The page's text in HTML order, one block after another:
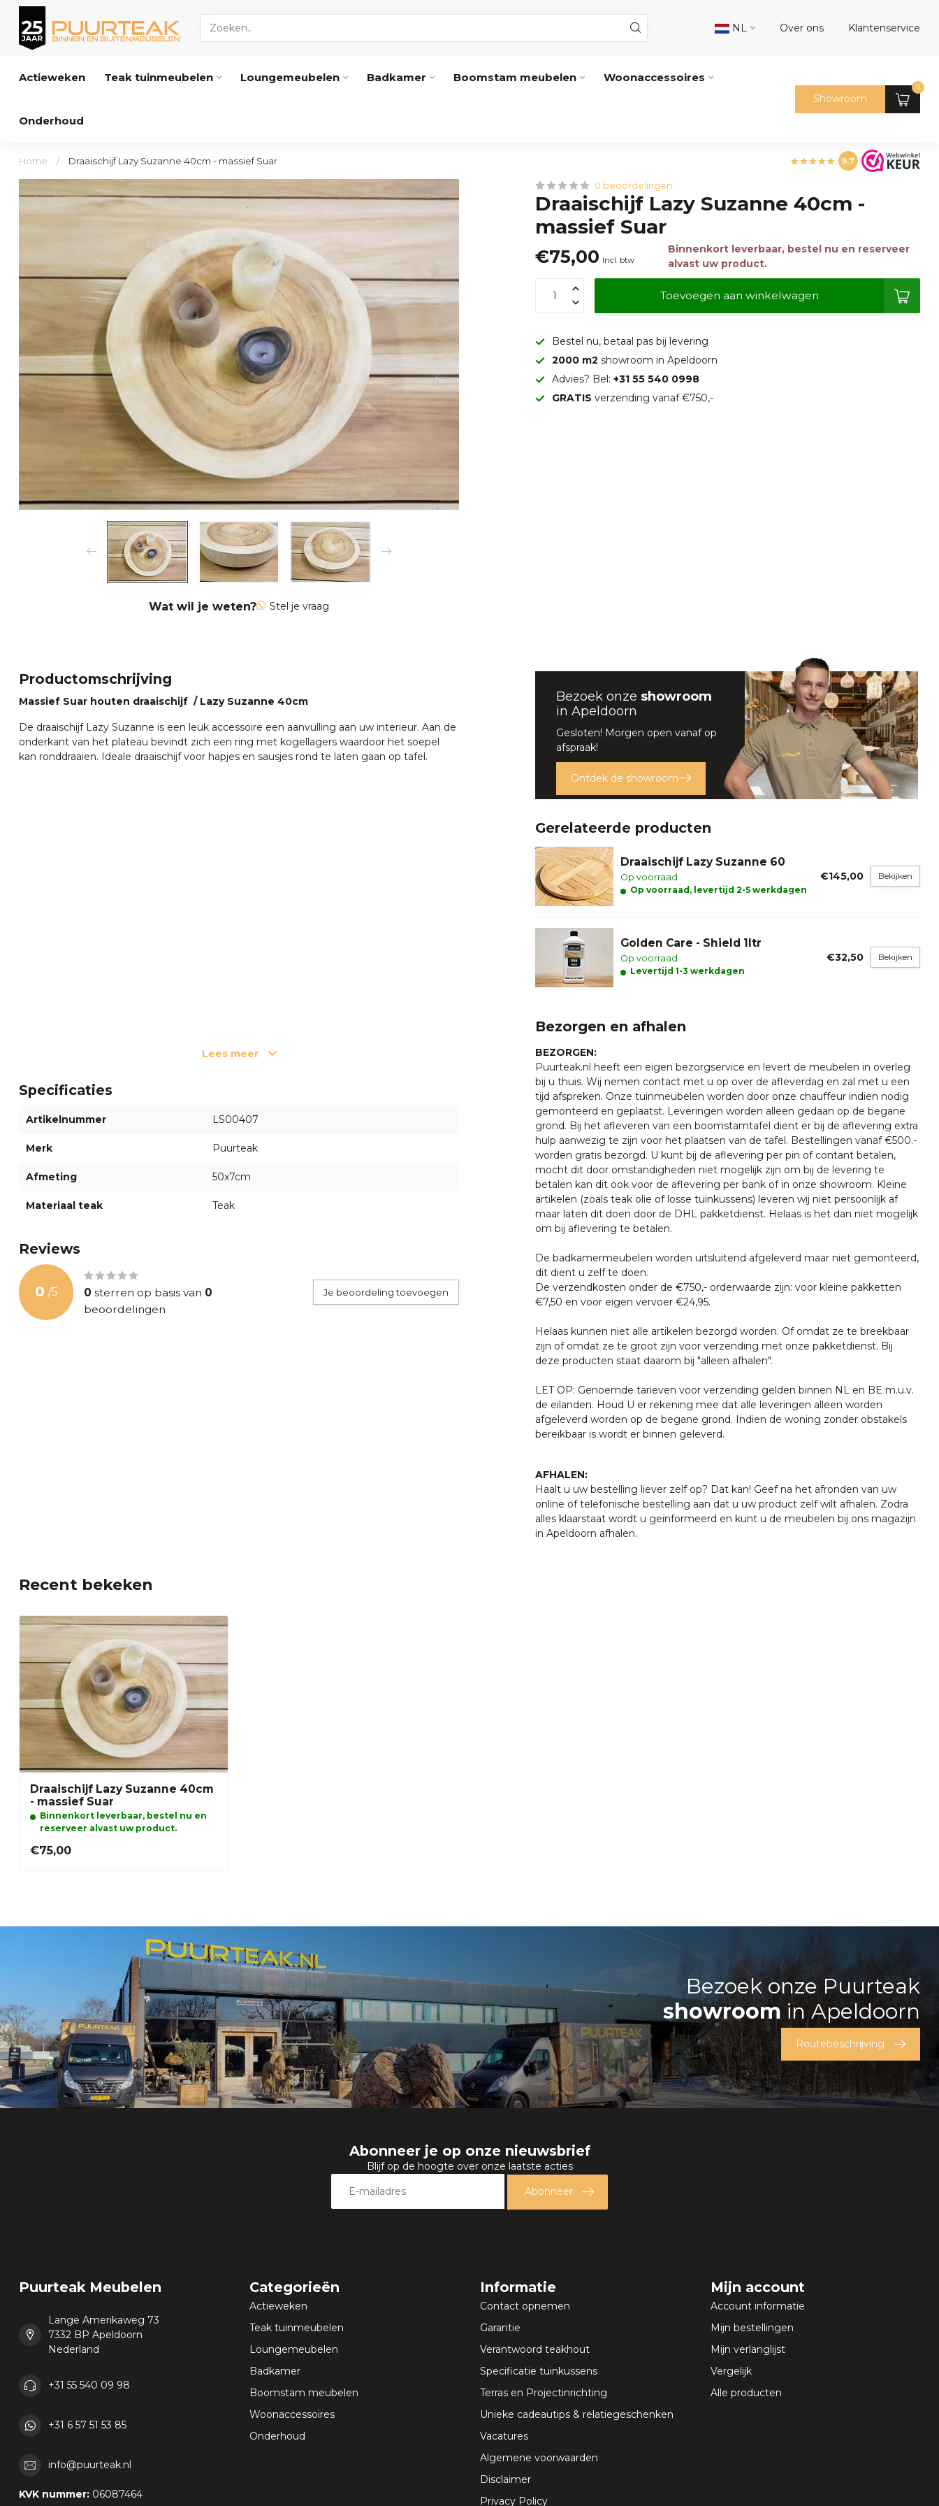
NL Over ons Klantenservice
Actieweken Teak tuinmeubelen Loungemeubelen Badkamer Boomstam meubelen Woonaccessoires
Onderhoud
Showroom
0
Home / Draaischijf Lazy Suzanne 40cm - massief Suar 9.7
Wat wil je weten? Stel je vraag
0 beoordelingen
Draaischijf Lazy Suzanne 40cm -
massief Suar
€75,00 Incl. btw
Binnenkort leverbaar, bestel nu en reserveer
alvast uw product.
Toevoegen aan winkelwagen
Bestel nu, betaal pas bij levering
2000 m2showroom in Apeldoorn
Advies? Bel:+31 55 540 0998
GRATIS verzending vanaf €750,-
Productomschrijving
Massief Suar houten draaischijf / Lazy Suzanne 40cm
De draaischijf Lazy Suzanne is een leuk accessoire een aanvulling aan uw interieur. Aan de
onderkant van het plateau bevindt zich een ring met kogellagers waardoor het soepel
kan ronddraaien. Ideale draaischijf voor hapjes en sausjes rond te laten gaan op tafel.
Lees meer
Specificaties
Artikelnummer LS00407
Merk Puurteak
Afmeting 50x7cm
Materiaal teak Teak
Reviews
0 /5 0 sterren op basis van 0
beoordelingen
Je beoordeling toevoegen
Bezoek onze showroom
in Apeldoorn
Gesloten! Morgen open vanaf op
afspraak!
Ontdek de showroom
Gerelateerde producten
Draaischijf Lazy Suzanne 60
Op voorraad
Op voorraad, levertijd 2-5 werkdagen
€145,00 Bekijken
Golden Care - Shield 1ltr
Op voorraad
Levertijd 1-3 werkdagen
€32,50 Bekijken
Bezorgen en afhalen
BEZORGEN:
Puurteak.nl heeft een eigen bezorgservice en levert de meubelen in overleg
bij u thuis. Wij nemen contact met u op over de afleverdag en zal met u een
tijd afspreken. Onze tuinmeubelen worden door onze chauffeur indien nodig
gemonteerd en geplaatst. Leveringen worden alleen gedaan op de begane
grond. Bij het afleveren van een boomstamtafel dient er bij de aflevering extra
hulp aanwezig te zijn voor het plaatsen van de tafel. Bestellingen vanaf €500.-
worden gratis bezorgd. U kunt bij de aflevering per pin of contant betalen,
mocht dit door omstandigheden niet mogelijk zijn om bij de levering te
betalen kan dit ook voor de aflevering per bank of in onze showroom. Kleine
artikelen (zoals teak olie of losse tuinkussens) leveren wij niet persoonlijk af
maar laten dit doen door de DHL pakketdienst. Helaas is het dan niet mogelijk
om bij aflevering te betalen.
De badkamermeubelen worden uitsluitend afgeleverd maar niet gemonteerd,
dit dient u zelf te doen.
De verzendkosten onder de €750,- orderwaarde zijn: voor kleine pakketten
€7,50 en voor eigen vervoer €24,95.
Helaas kunnen niet alle artikelen bezorgd worden. Of omdat ze te breekbaar
zijn of omdat ze te groot zijn voor verzending met onze pakketdienst. Bij
deze producten staat daarom bij "alleen afhalen".
LET OP: Genoemde tarieven voor verzending gelden binnen NL en BE m.u.v.
de eilanden. Houd U er rekening mee dat alle leveringen alleen worden
afgeleverd worden op de begane grond. Indien de woning zonder obstakels
bereikbaar is wordt er binnen geleverd.
AFHALEN:
Haalt u uw bestelling liever zelf op? Dat kan! Geef na het afronden van uw
online of telefonische bestelling aan dat u uw product zelf wilt afhalen. Zodra
alles klaarstaat wordt u geïnformeerd en kunt u de meubelen bij ons magazijn
in Apeldoorn afhalen.
Recent bekeken
Draaischijf Lazy Suzanne 40cm
- massief Suar
Binnenkort leverbaar, bestel nu en
reserveer alvast uw product.
€75,00
Bezoek onze Puurteak
showroomin Apeldoorn
Routebeschrijving
Abonneer je op onze nieuwsbrief
Blijf op de hoogte over onze laatste acties
Abonneer
Puurteak Meubelen
Lange Amerikaweg 73
7332 BP Apeldoorn
Nederland
+31 55 540 09 98
+31 6 57 51 53 85
info@puurteak.nl
KVK nummer: 06087464
Categorieën
Actieweken
Teak tuinmeubelen
Loungemeubelen
Badkamer
Boomstam meubelen
Woonaccessoires
Onderhoud
Informatie
Contact opnemen
Garantie
Verantwoord teakhout
Specificatie tuinkussens
Terras en Projectinrichting
Unieke cadeautips & relatiegeschenken
Vacatures
Algemene voorwaarden
Disclaimer
Privacy Policy
Mijn account
Account informatie
Mijn bestellingen
Mijn verlanglijst
Vergelijk
Alle producten